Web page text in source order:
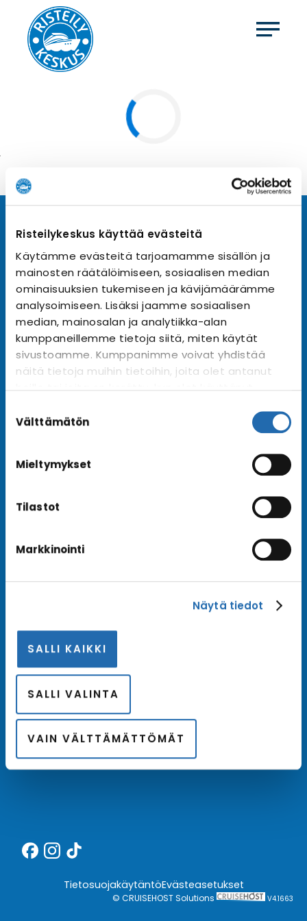
Risteilykeskus käyttää evästeitä
Käytämme evästeitä tarjoamamme sisällön ja
mainosten räätälöimiseen, sosiaalisen median
ominaisuuksien tukemiseen ja kävijämäärämme
analysoimiseen. Lisäksi jaamme sosiaalisen
median, mainosalan ja analytiikka-alan
kumppaneillemme tietoja siitä, miten käytät
sivustoamme. Kumppanimme voivat yhdistää
näitä tietoja muihin tietoihin, joita olet antanut
evästeasetuksiesi hyväksyntää sivuston
linkistä.
valinta
Välttämätön
Mieltymykset
Tilastot
Markkinointi
Näytä tiedot
SALLI KAIKKI
SALLI VALINTA
VAIN VÄLTTÄMÄTTÖMÄT
Tilaa uutiskirje
Tilaa Risteilykeskuksen uutiskirje sähköpostiisi. Saat
samalla ensimmäisten joukossa tiedot eri
varustamoiden tarjouksista ja kampanjaeduista.
Tilaa uutiskirje
Arkisto →
Ota yhteyttä
Lähetä tarjouspyyntö
Usein kysyttyä
Meistä
Kotimainen asiantuntija
Hintatakuu
Finnair Plus
TietosuojakäytäntöEvästeasetukset
© CRUISEHOST Solutions V4.1663